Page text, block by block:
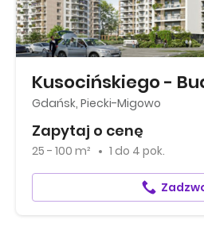
Kusocińskiego -
Gdańsk, Piecki-Migowo
Zapytaj o cenę
25 - 100 m² 1 do 4 pok.